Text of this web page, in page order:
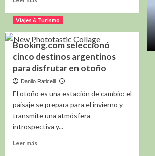
sobre
en
Salta
Viajes & Turismo
Booking.com seleccionó
cinco destinos argentinos
para disfrutar en otoño
Danilo Raticelli
El otoño es una estación de cambio: el
paisaje se prepara para el invierno y
transmite una atmósfera
introspectiva y...
Leer másLeer